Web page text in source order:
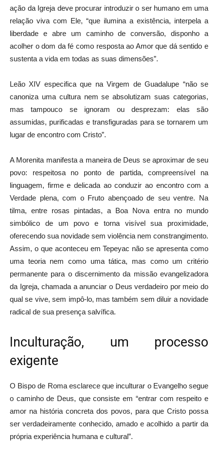
ação da Igreja deve procurar introduzir o ser humano em uma
relação viva com Ele, “que ilumina a existência, interpela a
liberdade e abre um caminho de conversão, disponho a
acolher o dom da fé como resposta ao Amor que dá sentido e
sustenta a vida em todas as suas dimensões”.
Leão XIV especifica que na Virgem de Guadalupe “não se
canoniza uma cultura nem se absolutizam suas categorias,
mas tampouco se ignoram ou desprezam: elas são
assumidas, purificadas e transfiguradas para se tornarem um
lugar de encontro com Cristo”.
A Morenita manifesta a maneira de Deus se aproximar de seu
povo: respeitosa no ponto de partida, compreensível na
linguagem, firme e delicada ao conduzir ao encontro com a
Verdade plena, com o Fruto abençoado de seu ventre. Na
tilma, entre rosas pintadas, a Boa Nova entra no mundo
simbólico de um povo e torna visível sua proximidade,
oferecendo sua novidade sem violência nem constrangimento.
Assim, o que aconteceu em Tepeyac não se apresenta como
uma teoria nem como uma tática, mas como um critério
permanente para o discernimento da missão evangelizadora
da Igreja, chamada a anunciar o Deus verdadeiro por meio do
qual se vive, sem impô-lo, mas também sem diluir a novidade
radical de sua presença salvífica.
Inculturação, um processo
exigente
O Bispo de Roma esclarece que inculturar o Evangelho segue
o caminho de Deus, que consiste em “entrar com respeito e
amor na história concreta dos povos, para que Cristo possa
ser verdadeiramente conhecido, amado e acolhido a partir da
própria experiência humana e cultural”.